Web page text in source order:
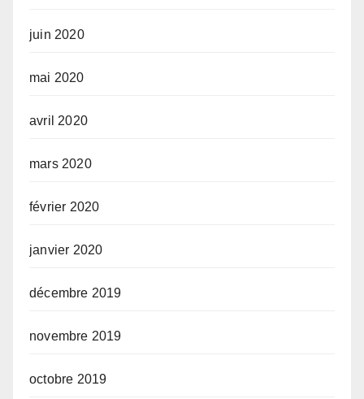
juin 2020
mai 2020
avril 2020
mars 2020
février 2020
janvier 2020
décembre 2019
novembre 2019
octobre 2019